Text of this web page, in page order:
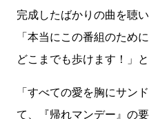
完成したばかりの曲を聴
「本当にこの番組のた
どこまでも歩けます！」と
「すべての愛を胸にサン
て、『帰れマンデー』の